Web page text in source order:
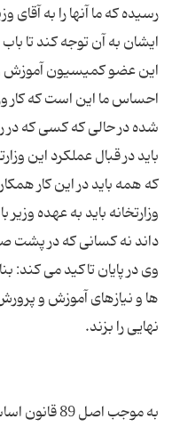
رسیده که ما آنها را به
این عضو کمیسیون آموزش
احساس ما این است که کار
شده در حالی که کسی که در
باید در قبال عملکرد این
که همه باید در این کار
وزارتخانه باید به عهده
وی در پایان تاکید می کند:
ها و نیازهای آموزش و
به موجب